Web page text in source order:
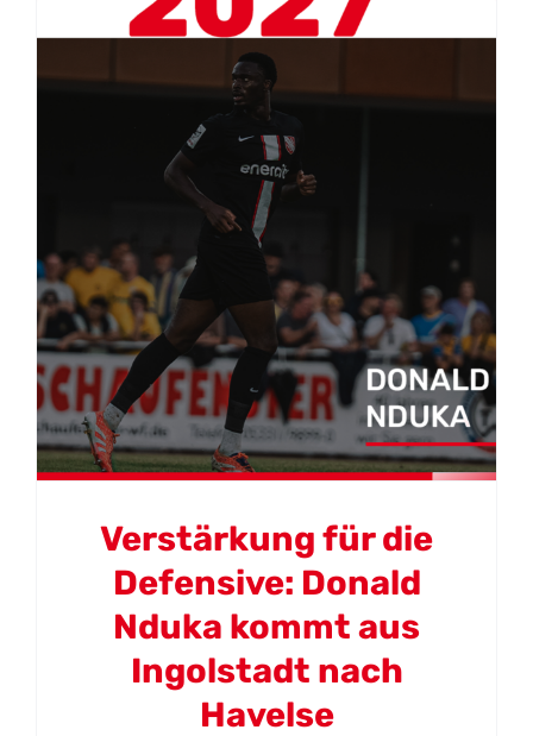
Verstärkung für die
Defensive: Donald
Nduka kommt aus
Ingolstadt nach
Havelse